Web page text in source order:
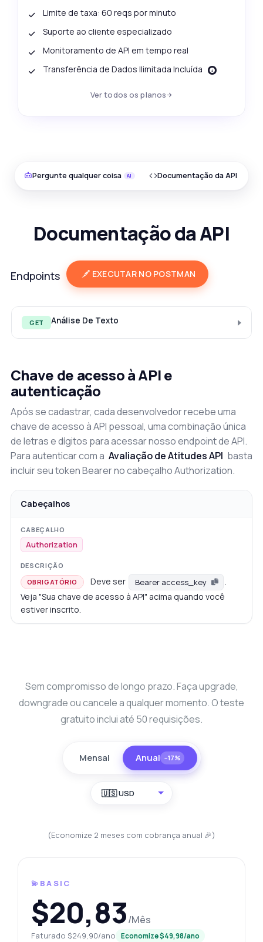
Limite de taxa: 60 reqs por minuto
Suporte ao cliente especializado
Monitoramento de API em tempo real
Transferência de Dados Ilimitada Incluída
Ver todos os planos
Pergunte qualquer coisa Documentação da API
Documentação da API
Endpoints EXECUTAR NO POSTMAN
GET Análise De Texto
Chave de acesso à API e
autenticação
Após se cadastrar, cada desenvolvedor recebe uma
chave de acesso à API pessoal, uma combinação única
de letras e dígitos para acessar nosso endpoint de API.
Para autenticar com a Avaliação de Atitudes API basta
incluir seu token Bearer no cabeçalho Authorization.
Cabeçalhos
Authorization
OBRIGATÓRIO Deve ser Bearer access_key
.
Veja "Sua chave de acesso à API" acima quando você
estiver inscrito.
Sem compromisso de longo prazo. Faça upgrade,
downgrade ou cancele a qualquer momento. O teste
gratuito inclui até 50 requisições.
Mensal Anual −17%
🇺🇸 USD
(Economize 2 meses com cobrança anual 🎉)
💫BASIC
$20,83/Mês
Faturado $249,90/ano Economize $49,98/ano